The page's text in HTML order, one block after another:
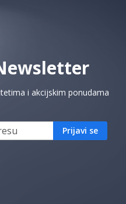
i akcijskim ponudama
Prijavi se